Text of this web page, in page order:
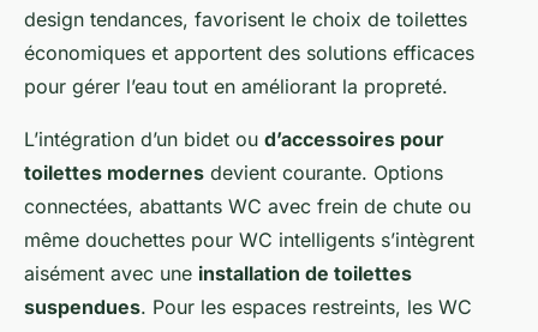
design tendances, favorisent le choix de toilettes
économiques et apportent des solutions efficaces
pour gérer l’eau tout en améliorant la propreté.
L’intégration d’un bidet ou d’accessoires pour
toilettes modernes devient courante. Options
connectées, abattants WC avec frein de chute ou
même douchettes pour WC intelligents s’intègrent
aisément avec une installation de toilettes
suspendues. Pour les espaces restreints, les WC